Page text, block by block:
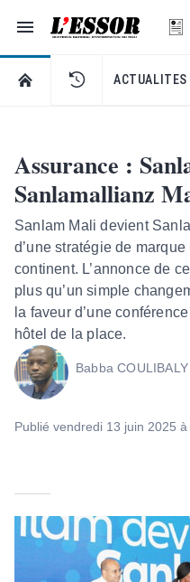
Navigation
L'Essor - retour
RETOUR À LA PAGE D’ACCUEIL
ACTUALITES
Assurance :
Sanlamallianz
Sanlam Mali devient
d’une stratégie de
continent. L’annonce de
plus qu’un simple
la faveur d’une
hôtel de la place.
Babba COULIBALY
Publié vendredi 13 juin 2025 à